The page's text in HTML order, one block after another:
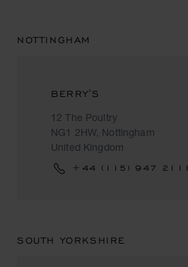
NOTTINGHAM
BERRY'S
12 The Poultry
NG1 2HW, Nottingham
United Kingdom
+44 (115) 947 2111
SOUTH YORKSHIRE